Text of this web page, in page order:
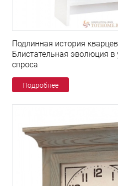
Подлинная история
Блистательная эволюция в
спроса
Подробнее